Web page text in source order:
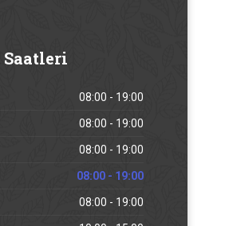
Saatleri
08:00 - 19:00
08:00 - 19:00
08:00 - 19:00
08:00 - 19:00
08:00 - 19:00